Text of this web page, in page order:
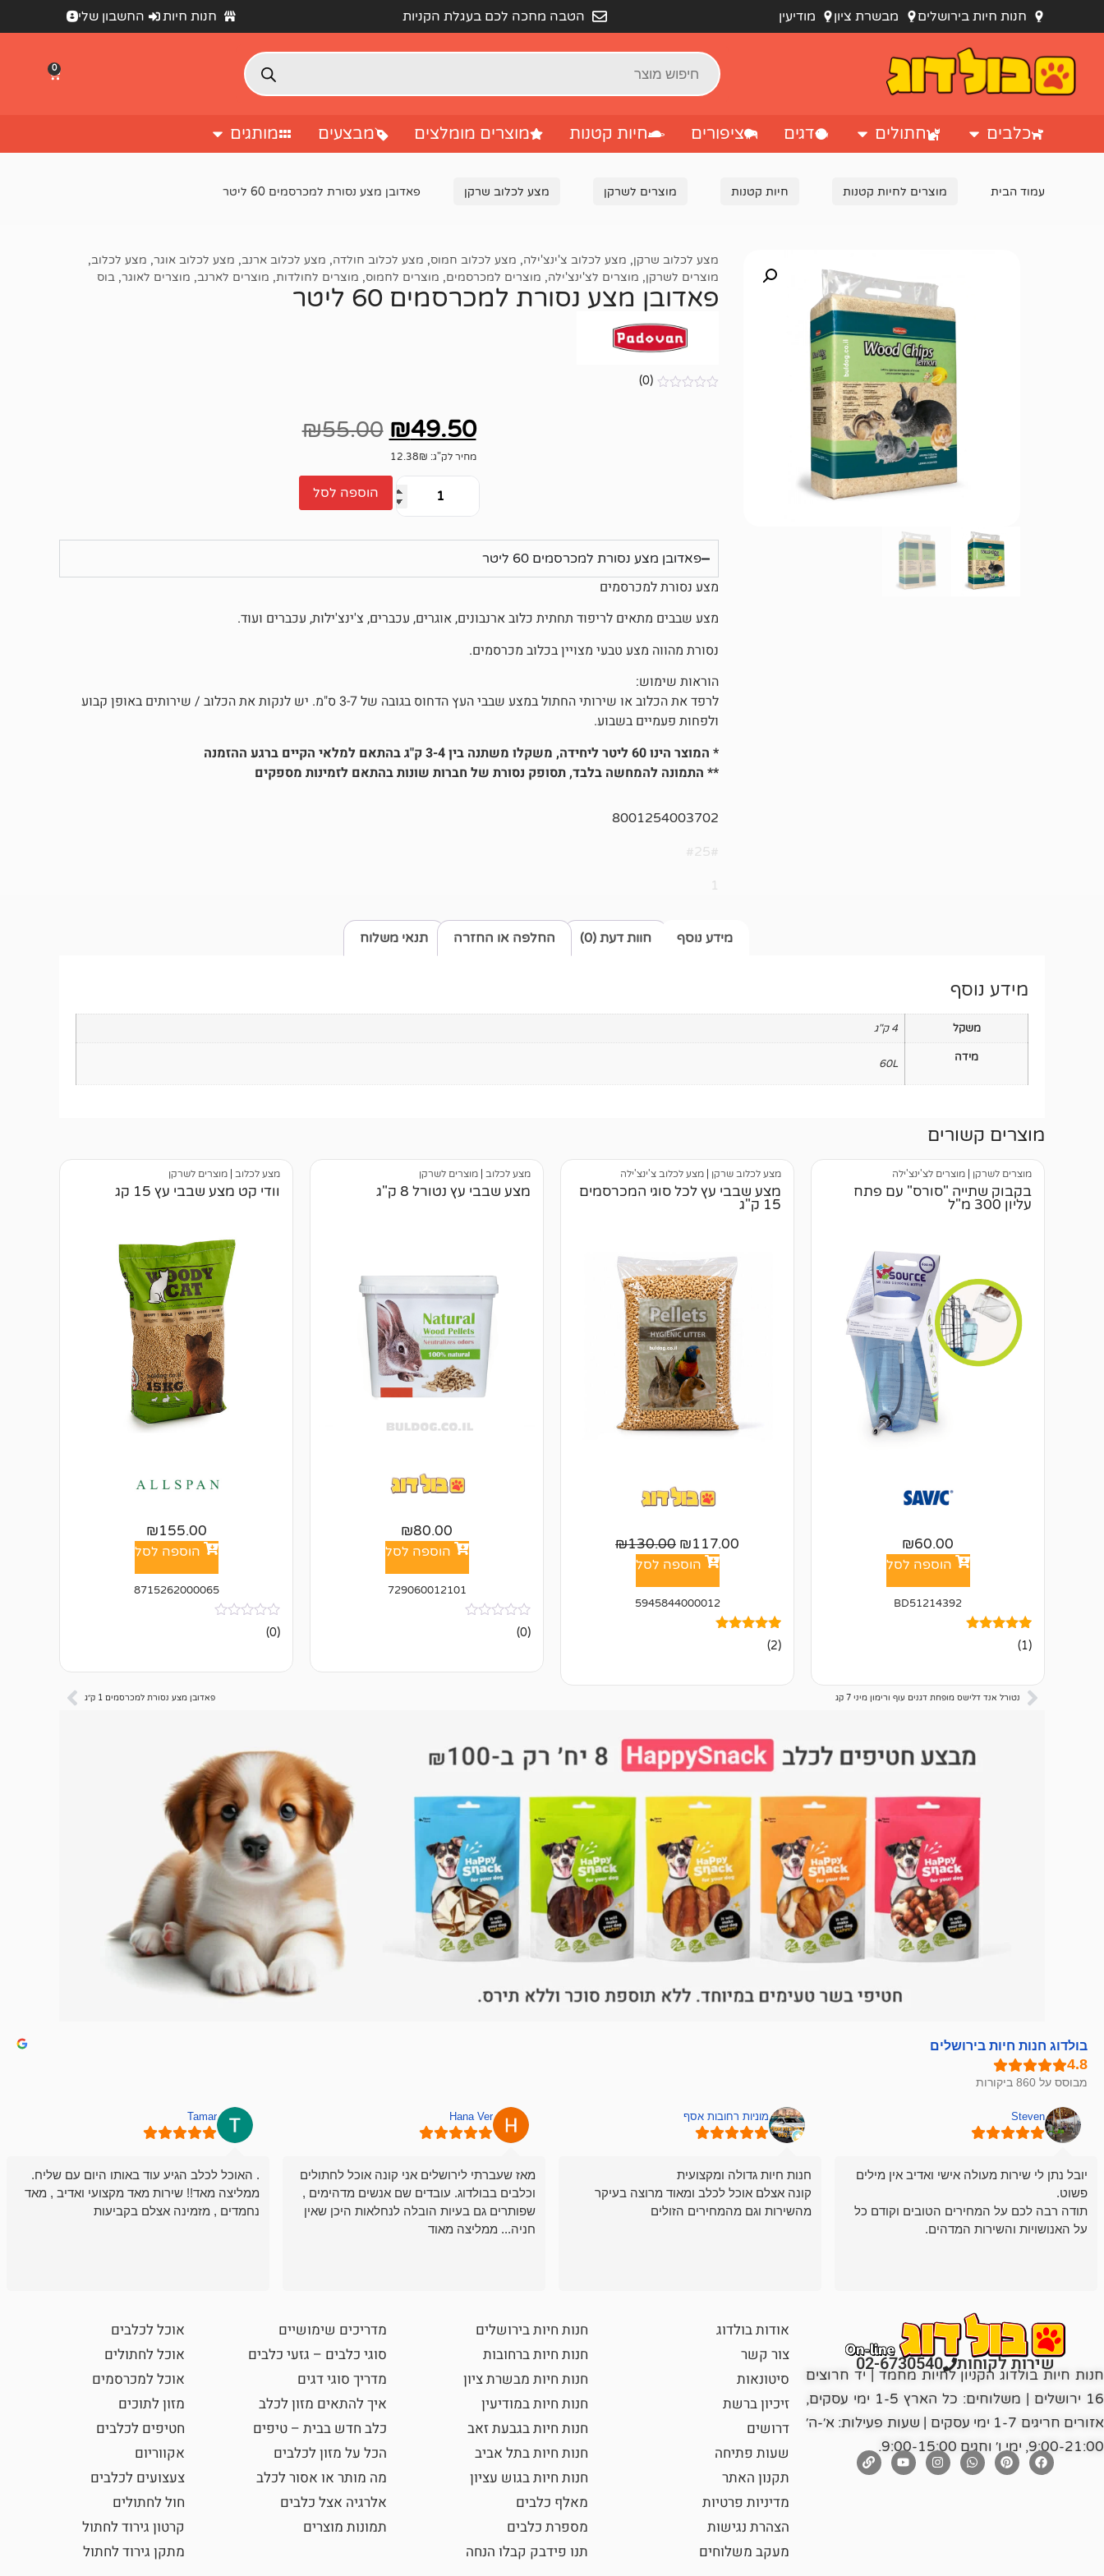
חנות חיות בירושלים מבשרת ציון מודיעין הטבה מחכה לכם בעגלת הקניות חנות חיות החשבון שלי
0
כלבים חתולים דגים ציפורים חיות קטנות מוצרים מומלצים מבצעים מותגים
עמוד הבית מוצרים לחיות קטנות חיות קטנות מוצרים לשרקן מצע לכלוב שרקן פאדובן מצע נסורת למכרסמים 60 ליטר
מצע לכלוב שרקן, מצע לכלוב צ'ינצ'ילה, מצע לכלוב חמוס, מצע לכלוב חולדה, מצע לכלוב ארנב, מצע לכלוב אוגר, מצע לכלוב,
מוצרים לשרקן, מוצרים לצ'ינצ'ילה, מוצרים למכרסמים, מוצרים לחמוס, מוצרים לחולדות, מוצרים לארנב, מוצרים לאוגר, בוס
פאדובן מצע נסורת למכרסמים 60 ליטר
(0)
₪49.50
₪55.00
מחיר לק"ג: 12.38₪
הוספה לסל
פאדובן מצע נסורת למכרסמים 60 ליטר
מצע נסורת למכרסמים
מצע שבבים מתאים לריפוד תחתית כלוב ארנבונים, אוגרים, עכברים, צ'ינצ'ילות, עכברים ועוד.
נסורת מהווה מצע טבעי מצויין בכלוב מכרסמים.
הוראות שימוש:
לרפד את הכלוב או שירותי החתול במצע שבבי העץ הדחוס בגובה של 3-7 ס"מ. יש לנקות את הכלוב / שירותים באופן קבוע
ולפחות פעמיים בשבוע.
* המוצר הינו 60 ליטר ליחידה, משקלו משתנה בין 3-4 ק"ג בהתאם למלאי הקיים ברגע ההזמנה
** התמונה להמחשה בלבד, תסופק נסורת של חברות שונות בהתאם לזמינות מספקים
8001254003702
#25#
1
מידע נוסף תנאי משלוח חוות דעת (0) החלפה או החזרה
מידע נוסף
משקל 4 ק"ג
מידה 60L
מוצרים קשורים
מוצרים לשרקן מוצרים לצ'ינצ'ילה
בקבוק שתייה "סורס" עם פתח
עליון 300 מ"ל
₪60.00
הוספה לסל
BD51214392
מדורג
5.00
1
דירוגים של
לקוחות
(1)
מצע לכלוב שרקן מצע לכלוב צ'ינצ'ילה
מצע שבבי עץ לכל סוגי המכרסמים
15 ק"ג
₪117.00
₪130.00
הוספה לסל
5945844000012
מדורגים
5.00
2(2)
מצע לכלוב מוצרים לשרקן
מצע שבבי עץ נטורל 8 ק"ג
₪80.00
הוספה לסל
729060012101
אין
ביקורות
(0)
מצע לכלוב מוצרים לשרקן
וודי קט מצע שבבי עץ 15 קג
₪155.00
הוספה לסל
8715262000065
אין
ביקורות
(0)
נטורל אנד דלישס מופחת דגנים עוף ורימון מיני 7 קג פאדובן מצע נסורת למכרסמים 1 ק״ג
בולדוג חנות חיות בירושלים
מבוסס על 860 ביקורות
Steven
יובל נתן לי שירות מעולה אישי ואדיב אין מילים
פשוט.
תודה רבה לכם על המחירים הטובים וקודם כל
על האנושויות והשירות המדהים.
מוניות רחובות אסף
חנות חיות גדולה ומקצועית
קונה אצלם אוכל לכלב ומאוד מרוצה בעיקר
מהשירות וגם מהמחירים הזולים
Hana Ver
מאז שעברתי לירושלים אני קונה אוכל לחתולים
וכלבים בבולדוג. עובדים שם אנשים מדהימים ,
שפותרים גם בעיות הובלה לנחלאות היכן שאין
חניה... ממליצה מאוד
Tamar
. האוכל לכלב הגיע עוד באותו היום עם שליח.
ממליצה מאד!! שירות מאד מקצועי ואדיב , מאד
נחמדים , מזמינה אצלם בקביעות
שירות לקוחות 02-6730540
חנות חיות בולדוג הקניון לחיות מחמד | יד חרוצים
16 ירושלים | משלוחים: כל הארץ 1-5 ימי עסקים,
אזורים חריגים 1-7 ימי עסקים | שעות פעילות: א׳-ה׳
9:00-21:00, ימי ו׳ וחגים 9:00-15:00.
אודות בולדוג
צור קשר
סיטונאות
זיכיון ברשת
דרושים
שעות פתיחה
תקנון האתר
מדיניות פרטיות
הצהרת נגישות
מעקב משלוחים
חנות חיות בירושלים
חנות חיות ברחובות
חנות חיות מבשרת ציון
חנות חיות במודיעין
חנות חיות בגבעת זאב
חנות חיות בתל אביב
חנות חיות בגוש עציון
מאלף כלבים
מספרת כלבים
תנו פידבק קבלו הנחה
מדריכים שימושיים
סוגי כלבים – גזעי כלבים
מדריך סוגי דגים
איך להתאים מזון לכלב
כלב חדש בבית – טיפים
הכל על מזון לכלבים
מה מותר או אסור לכלב
אלרגיה אצל כלבים
תמונות מוצרים
אוכל לכלבים
אוכל לחתולים
אוכל למכרסמים
מזון לתוכים
חטיפים לכלבים
אקווריום
צעצועים לכלבים
חול לחתולים
קרטון גירוד לחתול
מתקן גירוד לחתול